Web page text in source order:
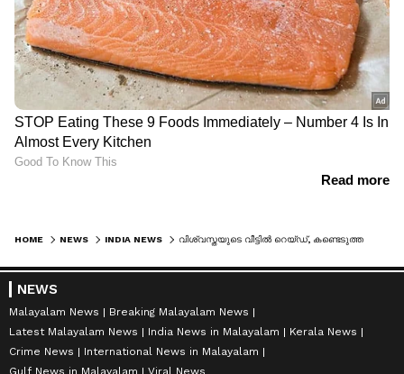
HOME NEWS INDIA NEWS
NEWS
Malayalam News
Breaking Malayalam News
Latest Malayalam News
India News in Malayalam
Kerala News
Crime News
International News in Malayalam